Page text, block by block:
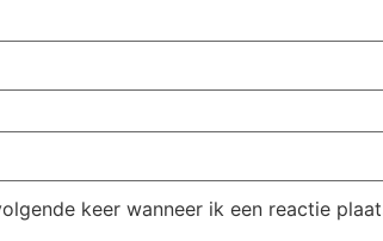
keer wanneer ik een reactie